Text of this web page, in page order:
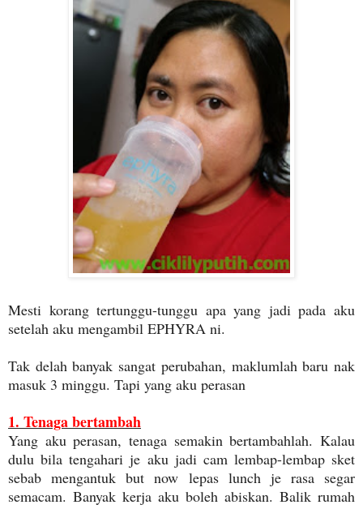
Mesti korang tertunggu-tunggu apa yang jadi pada aku
setelah aku mengambil EPHYRA ni.
Tak delah banyak sangat perubahan, maklumlah baru nak
masuk 3 minggu. Tapi yang aku perasan
1. Tenaga bertambah
Yang aku perasan, tenaga semakin bertambahlah. Kalau
dulu bila tengahari je aku jadi cam lembap-lembap sket
sebab mengantuk but now lepas lunch je rasa segar
semacam. Banyak kerja aku boleh abiskan. Balik rumah